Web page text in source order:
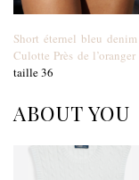
Short éternel bleu denim
Culotte Près de l’oranger
taille 36
ABOUT YOU